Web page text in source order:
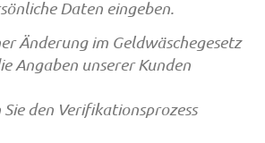
Daten eingeben.
Änderung im Geldwäschegesetz
Angaben unserer Kunden
Sie den Verifikationsprozess